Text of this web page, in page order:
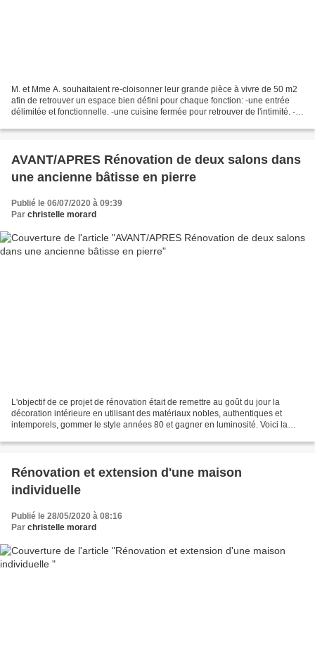
M. et Mme A. souhaitaient re-cloisonner leur grande pièce à vivre de 50 m2
afin de retrouver un espace bien défini pour chaque fonction: -une entrée
délimitée et fonctionnelle. -une cuisine fermée pour retrouver de l'intimité. -
AVANT/APRES Rénovation de deux salons dans
une ancienne bâtisse en pierre
Publié le 06/07/2020 à 09:39
Par christelle morard
L'objectif de ce projet de rénovation était de remettre au goût du jour la
décoration intérieure en utilisant des matériaux nobles, authentiques et
intemporels, gommer le style années 80 et gagner en luminosité. Voici la
Rénovation et extension d'une maison
individuelle
Publié le 28/05/2020 à 08:16
Par christelle morard